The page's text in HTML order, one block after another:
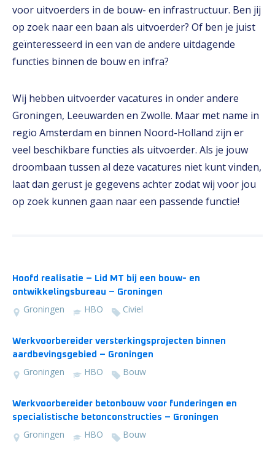
voor uitvoerders in de bouw- en infrastructuur. Ben jij
op zoek naar een baan als uitvoerder? Of ben je juist
geïnteresseerd in een van de andere uitdagende
functies binnen de bouw en infra?
Wij hebben uitvoerder vacatures in onder andere
Groningen, Leeuwarden en Zwolle. Maar met name in
regio Amsterdam en binnen Noord-Holland zijn er
veel beschikbare functies als uitvoerder. Als je jouw
droombaan tussen al deze vacatures niet kunt vinden,
laat dan gerust je gegevens achter zodat wij voor jou
op zoek kunnen gaan naar een passende functie!
Hoofd realisatie – Lid MT bij een bouw- en
ontwikkelingsbureau – Groningen
Groningen HBO Civiel
Werkvoorbereider versterkingsprojecten binnen
aardbevingsgebied – Groningen
Groningen HBO Bouw
Werkvoorbereider betonbouw voor funderingen en
specialistische betonconstructies – Groningen
Groningen HBO Bouw